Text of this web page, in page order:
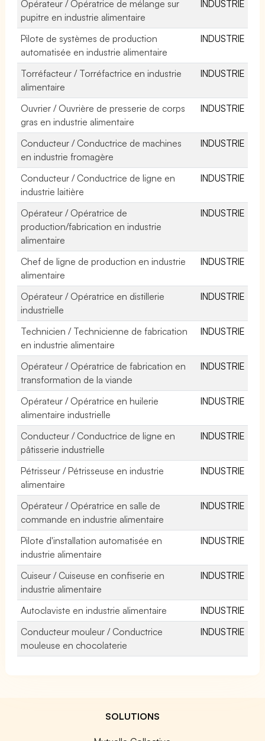
Opérateur / Opératrice de mélange sur
pupitre en industrie alimentaire
INDUSTRIE
Pilote de systèmes de production
automatisée en industrie alimentaire
INDUSTRIE
Torréfacteur / Torréfactrice en industrie
alimentaire
INDUSTRIE
Ouvrier / Ouvrière de presserie de corps
gras en industrie alimentaire
INDUSTRIE
Conducteur / Conductrice de machines
en industrie fromagère
INDUSTRIE
Conducteur / Conductrice de ligne en
industrie laitière
INDUSTRIE
Opérateur / Opératrice de
production/fabrication en industrie
alimentaire
INDUSTRIE
Chef de ligne de production en industrie
alimentaire
INDUSTRIE
Opérateur / Opératrice en distillerie
industrielle
INDUSTRIE
Technicien / Technicienne de fabrication
en industrie alimentaire
INDUSTRIE
Opérateur / Opératrice de fabrication en
transformation de la viande
INDUSTRIE
Opérateur / Opératrice en huilerie
alimentaire industrielle
INDUSTRIE
Conducteur / Conductrice de ligne en
pâtisserie industrielle
INDUSTRIE
Pétrisseur / Pétrisseuse en industrie
alimentaire
INDUSTRIE
Opérateur / Opératrice en salle de
commande en industrie alimentaire
INDUSTRIE
Pilote d'installation automatisée en
industrie alimentaire
INDUSTRIE
Cuiseur / Cuiseuse en confiserie en
industrie alimentaire
INDUSTRIE
Autoclaviste en industrie alimentaire
INDUSTRIE
Conducteur mouleur / Conductrice
mouleuse en chocolaterie
INDUSTRIE
SOLUTIONS